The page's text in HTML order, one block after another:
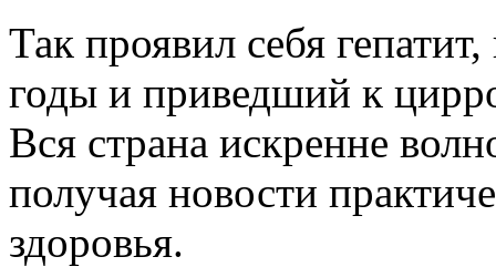
Так проявил себя
годы и приведший к
Вся страна искренне
получая новости
здоровья.